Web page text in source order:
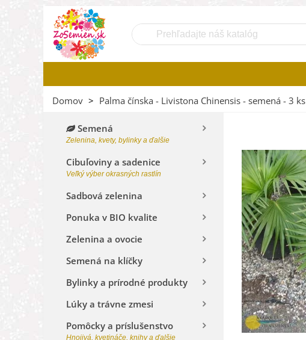
Domov > Palma čínska - Livistona Chinensis - semená - 3 ks
Semená
Zelenina, kvety, bylinky a ďalšie
Cibuľoviny a sadenice
Veľký výber okrasných rastlín
Sadbová zelenina
Ponuka v BIO kvalite
Zelenina a ovocie
Semená na klíčky
Bylinky a prírodné produkty
Lúky a trávne zmesi
Pomôcky a príslušenstvo
Hnojivá, kvetináče, knihy a ďalšie